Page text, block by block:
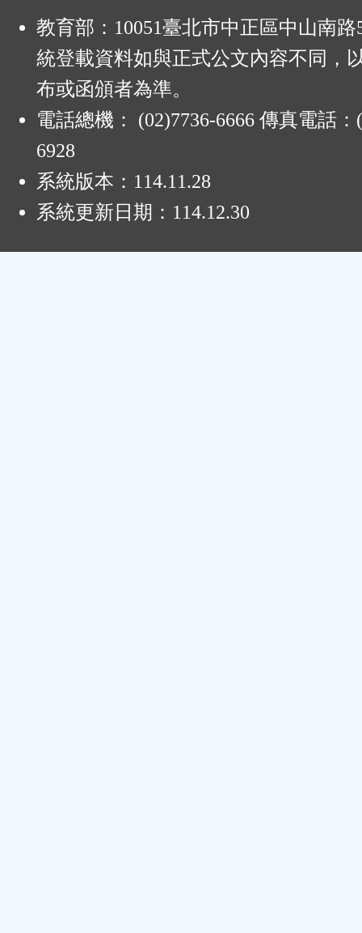
教育部：10051臺北市中正區中山南
統登載資料如與正式公文內容不同，
布或函頒者為準。
電話總機： (02)7736-6666 傳真電話：
6928
系統版本： 114.11.28
系統更新日期： 114.12.30